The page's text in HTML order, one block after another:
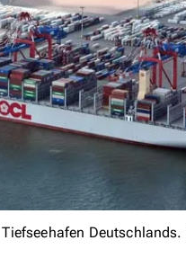
Deutschlands.